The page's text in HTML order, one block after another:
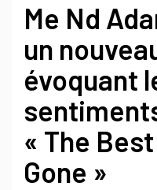
Me Nd
un
évoquant
« The
Gone »